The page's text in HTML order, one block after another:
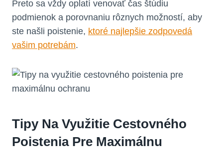
Preto sa vždy oplatí venovať čas štúdiu
podmienok a porovnaniu rôznych možností, aby
ste našli poistenie, ktoré najlepšie zodpovedá
vašim potrebám.
Tipy Na Využitie Cestovného
Poistenia Pre Maximálnu